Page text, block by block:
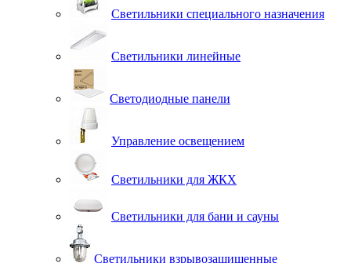
Светильники специального назначения
Светильники линейные
Светодиодные панели
Управление освещением
Светильники для ЖКХ
Светильники для бани и сауны
Светильники взрывозащищенные